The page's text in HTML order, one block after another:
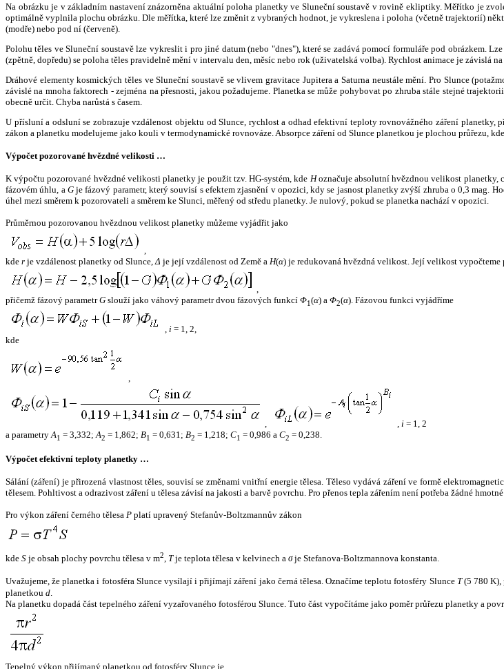
Na obrázku je v základním nastavení znázorněna aktuální poloha planetky ve Sluneční soustavě v rovině ekliptiky. Měřítko je
optimálně vyplnila plochu obrázku. Dle měřítka, které lze změnit z vybraných hodnot, je vykreslena i poloha (včetně trajektorií)
(modře) nebo pod ní (červeně).
Polohu těles ve Sluneční soustavě lze vykreslit i pro jiné datum (nebo "dnes"), které se zadává pomocí formuláře pod obrázkem.
(zpětně, dopředu) se poloha těles pravidelně mění v intervalu den, měsíc nebo rok (uživatelská volba). Rychlost animace je závislá
Dráhové elementy kosmických těles ve Sluneční soustavě se vlivem gravitace Jupitera a Saturna neustále mění. Pro Slunce
závislé na mnoha faktorech - zejména na přesnosti, jakou požadujeme. Planetka se může pohybovat po zhruba stále stejné
obecně určit. Chyba narůstá s časem.
U přísluní a odsluní se zobrazuje vzdálenost objektu od Slunce, rychlost a odhad efektivní teploty rovnovážného záření planetky,
zákon a planetku modelujeme jako kouli v termodynamické rovnováze. Absorpce záření od Slunce planetkou je plochou průřezu,
Výpočet pozorované hvězdné velikosti …
K výpočtu pozorované hvězdné velikosti planetky je použit tzv. HG-systém, kde Hoznačuje absolutní hvězdnou velikost planetky,
fázovém úhlu, a Gje fázový parametr, který souvisí s efektem zjasnění v opozici, kdy se jasnost planetky zvýší zhruba o 0,3 mag.
úhel mezi směrem k pozorovateli a směrem ke Slunci, měřený od středu planetky. Je nulový, pokud se planetka nachází v opozici.
Průměrnou pozorovanou hvězdnou velikost planetky můžeme vyjádřit jako
,
kde r je vzdálenost planetky od Slunce,Δ je její vzdálenost od Země a H(α) je redukovaná hvězdná velikost. Její velikost vypočteme
,
přičemž fázový parametrG slouží jako váhový parametr dvou fázových funkcí Φ1(α) a Φ2(α). Fázovou funkci vyjádříme
, i = 1, 2,
kde
,
, , i = 1, 2
a parametryA1 = 3,332;A2 = 1,862; B1 = 0,631; B2 = 1,218; C1 = 0,986 a C2 = 0,238.
Výpočet efektivní teploty planetky …
Sálání (záření) je přirozená vlastnost těles, souvisí se změnami vnitřní energie tělesa. Těleso vydává záření ve formě
tělesem. Pohltivost a odrazivost záření u tělesa závisí na jakosti a barvě povrchu. Pro přenos tepla zářením není potřeba žádné
Pro výkon záření černého tělesa P platí upravený Stefanův-Boltzmannův zákon
kde S je obsah plochy povrchu tělesa v m2, Tje teplota tělesa v kelvinech a σje Stefanova-Boltzmannova konstanta.
Uvažujeme, že planetka i fotosféra Slunce vysílají i přijímají záření jako černá tělesa. Označíme teplotu fotosféry Slunce T(5 780 K),
planetkou d.
Na planetku dopadá část tepelného záření vyzařovaného fotosférou Slunce. Tuto část vypočítáme jako poměr průřezu planetky a
Tepelný výkon přijímaný planetkou od fotosféry Slunce je